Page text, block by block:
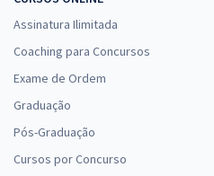
Assinatura Ilimitada
Coaching para Concursos
Exame de Ordem
Graduação
Pós-Graduação
Cursos por Concurso